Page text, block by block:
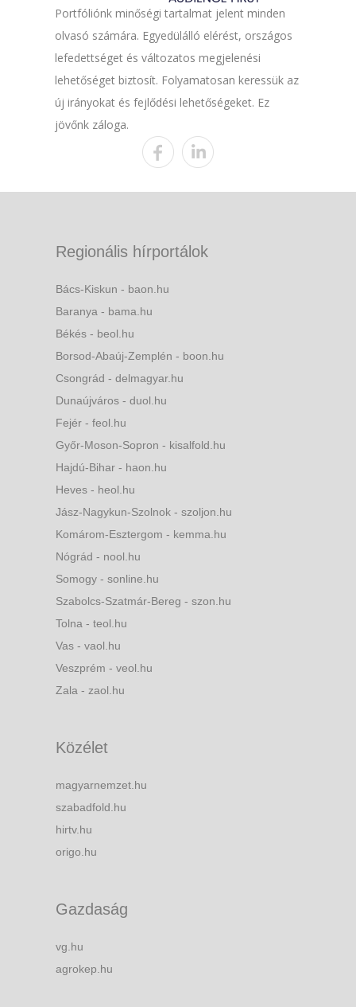
Portfóliónk minőségi tartalmat jelent minden
olvasó számára. Egyedülálló elérést, országos
lefedettséget és változatos megjelenési
lehetőséget biztosít. Folyamatosan keressük az
új irányokat és fejlődési lehetőségeket. Ez
jövőnk záloga.
Regionális hírportálok
Bács-Kiskun - baon.hu
Baranya - bama.hu
Békés - beol.hu
Borsod-Abaúj-Zemplén - boon.hu
Csongrád - delmagyar.hu
Dunaújváros - duol.hu
Fejér - feol.hu
Győr-Moson-Sopron - kisalfold.hu
Hajdú-Bihar - haon.hu
Heves - heol.hu
Jász-Nagykun-Szolnok - szoljon.hu
Komárom-Esztergom - kemma.hu
Nógrád - nool.hu
Somogy - sonline.hu
Szabolcs-Szatmár-Bereg - szon.hu
Tolna - teol.hu
Vas - vaol.hu
Veszprém - veol.hu
Zala - zaol.hu
Közélet
magyarnemzet.hu
szabadfold.hu
hirtv.hu
origo.hu
Gazdaság
vg.hu
agrokep.hu